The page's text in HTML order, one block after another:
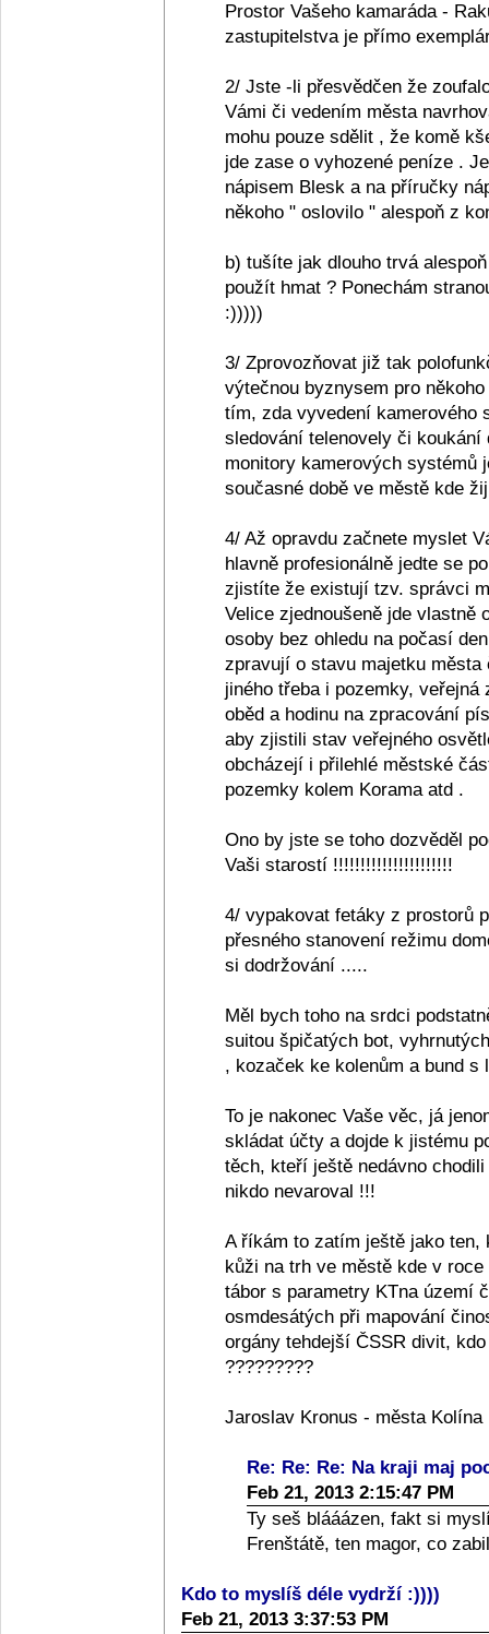
Prostor Vašeho kamaráda -
zastupitelstva je přímo
2/ Jste -li přesvědčen že
Vámi či vedením města
mohu pouze sdělit , že komě
jde zase o vyhozené peníze .
nápisem Blesk a na příručky
někoho " oslovilo " alespoň z
b) tušíte jak dlouho trvá
použít hmat ? Ponechám
:)))))
3/ Zprovozňovat již tak
výtečnou byznysem pro
tím, zda vyvedení kamerového
sledování telenovely či koukání
monitory kamerových systémů
současné době ve městě kde
4/ Až opravdu začnete myslet
hlavně profesionálně jedte se
zjistíte že existují tzv. správci
Velice zjednoušeně jde vlastně
osoby bez ohledu na počasí
zpravují o stavu majetku
jiného třeba i pozemky,
oběd a hodinu na zpracování
aby zjistili stav veřejného
obcházejí i přilehlé městské
pozemky kolem Korama atd .
Ono by jste se toho dozvěděl
Vaši starostí !!!!!!!!!!!!!!!!!!!!!!
4/ vypakovat fetáky z prostorů
přesného stanovení režimu
si dodržování .....
Měl bych toho na srdci
suitou špičatých bot,
, kozaček ke kolenům a bund
To je nakonec Vaše věc, já
skládat účty a dojde k jistému
těch, kteří ještě nedávno
nikdo nevaroval !!!
A říkám to zatím ještě jako
kůži na trh ve městě kde v
tábor s parametry KTna území
osmdesátých při mapování
orgány tehdejší ČSSR divit,
?????????
Jaroslav Kronus - města Kolína
Re: Re: Re: Na kraji maj
Feb 21, 2013 2:15:47 PM
Ty seš blááázen, fakt si
Frenštátě, ten magor, co
Kdo to myslíš déle vydrží :))))
Feb 21, 2013 3:37:53 PM